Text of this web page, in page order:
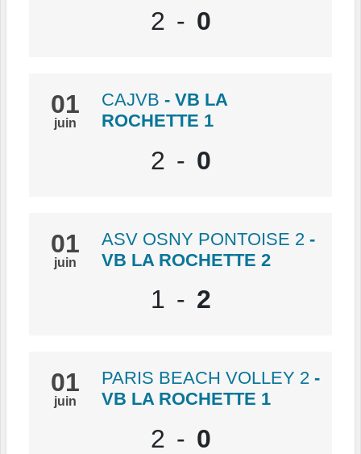
2 - 0
01
juin
CAJVB - VB LA
ROCHETTE 1
2 - 0
01
juin
ASV OSNY PONTOISE 2 -
VB LA ROCHETTE 2
1 - 2
01
juin
PARIS BEACH VOLLEY 2 -
VB LA ROCHETTE 1
2 - 0